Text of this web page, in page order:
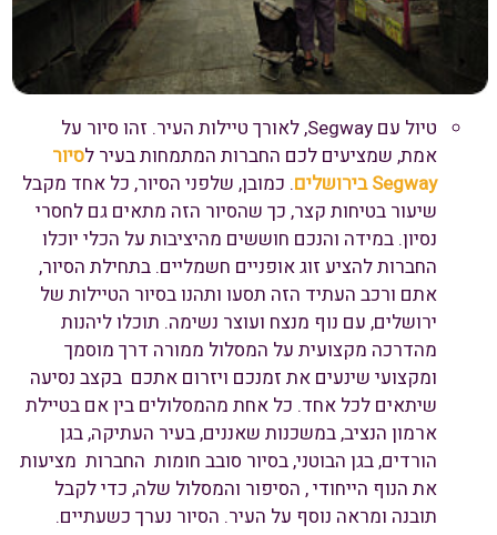
טיול עם Segway, לאורך טיילות העיר. זהו סיור על
אמת, שמציעים לכם החברות המתמחות בעיר לסיור
Segway בירושלים
. כמובן, שלפני הסיור, כל אחד מקבל
שיעור בטיחות קצר, כך שהסיור הזה מתאים גם לחסרי
נסיון. במידה והנכם חוששים מהיציבות על הכלי יוכלו
החברות להציע זוג אופניים חשמליים. בתחילת הסיור,
אתם ורכב העתיד הזה תסעו ותהנו בסיור הטיילות של
ירושלים, עם נוף מנצח ועוצר נשימה. תוכלו ליהנות
מהדרכה מקצועית על המסלול ממורה דרך מוסמך
ומקצועי שינעים את זמנכם ויזרום אתכם בקצב נסיעה
שיתאים לכל אחד. כל אחת מהמסלולים בין אם בטיילת
ארמון הנציב, במשכנות שאננים, בעיר העתיקה, בגן
הורדים, בגן הבוטני, בסיור סובב חומות החברות מציעות
את הנוף הייחודי , הסיפור והמסלול שלה, כדי לקבל
תובנה ומראה נוסף על העיר. הסיור נערך כשעתיים.